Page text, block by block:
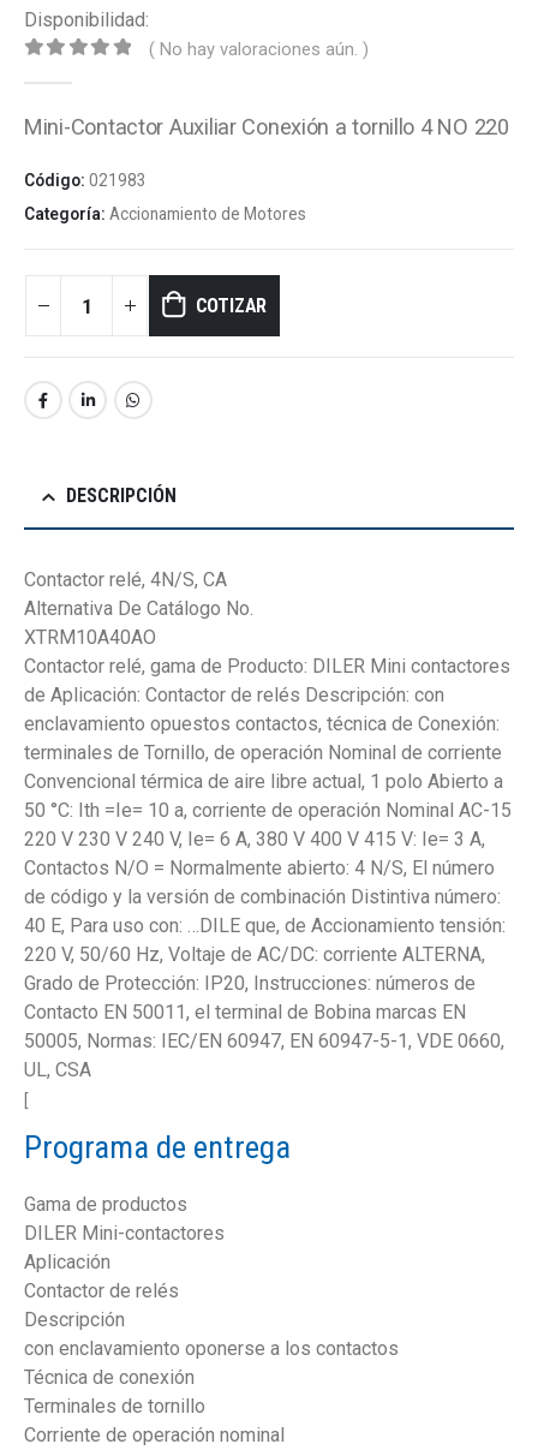
Disponibilidad:
( No hay valoraciones aún. )
Mini-Contactor Auxiliar Conexión a tornillo 4 NO 220
Código: 021983
Categoría: Accionamiento de Motores
COTIZAR
DESCRIPCIÓN
Contactor relé, 4N/S, CA
Alternativa De Catálogo No.
XTRM10A40AO
Contactor relé, gama de Producto: DILER Mini contactores
de Aplicación: Contactor de relés Descripción: con
enclavamiento opuestos contactos, técnica de Conexión:
terminales de Tornillo, de operación Nominal de corriente
Convencional térmica de aire libre actual, 1 polo Abierto a
50 °C: Ith =Ie= 10 a, corriente de operación Nominal AC-15
220 V 230 V 240 V, Ie= 6 A, 380 V 400 V 415 V: Ie= 3 A,
Contactos N/O = Normalmente abierto: 4 N/S, El número
de código y la versión de combinación Distintiva número:
40 E, Para uso con: …DILE que, de Accionamiento tensión:
220 V, 50/60 Hz, Voltaje de AC/DC: corriente ALTERNA,
Grado de Protección: IP20, Instrucciones: números de
Contacto EN 50011, el terminal de Bobina marcas EN
50005, Normas: IEC/EN 60947, EN 60947-5-1, VDE 0660,
UL, CSA
Programa de entrega
Gama de productos
DILER Mini-contactores
Aplicación
Contactor de relés
Descripción
con enclavamiento oponerse a los contactos
Técnica de conexión
Terminales de tornillo
Corriente de operación nominal